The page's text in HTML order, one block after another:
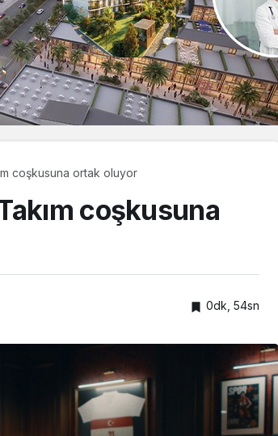
coşkusuna ortak oluyor
coşkusuna
0dk, 54sn